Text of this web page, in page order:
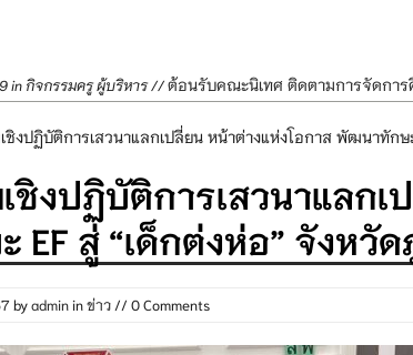
in กิจกรรมครู ผู้บริหาร //ต้อนรับคณะนิเทศ ติดตามการจัดกา
in กิจกรรมครู ผู้บริหาร //
พิธีถวายเครื่องราชสักการะ วาง
in กิจกรรมนักเรียน //กิจกรรมถวายเทียนพรรษา สืบสานพร
in กิจกรรมนักเรียน // กิจกรรม SAFETY FOR KIDS เสริมสร้
ชิงปฏิบัติการเสวนาแลกเปลี่ยน หน้าต่างแห่งโอกาส พัฒนาทักษ
ชิงปฏิบัติการเสวนาแลกเ
สู่ “เด็กต่งห่อ” จังหวัด
byadmininข่าว // 0 Comments